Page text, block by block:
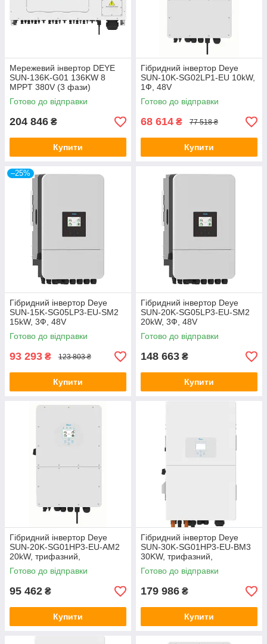
Мережевий інвертор DEYE
SUN-136K-G01 136KW 8
MPPT 380V (3 фази)
Готово до відправки
204 846 ₴
Купити
Гібридний інвертор Deye
SUN-10K-SG02LP1-EU 10kW,
1Ф, 48V
Готово до відправки
68 614 ₴ 77 518 ₴
Купити
–25%
Гібридний інвертор Deye
SUN-15K-SG05LP3-EU-SM2
15kW, 3Ф, 48V
Готово до відправки
93 293 ₴ 123 803 ₴
Купити
Гібридний інвертор Deye
SUN-20K-SG05LP3-EU-SM2
20kW, 3Ф, 48V
Готово до відправки
148 663 ₴
Купити
Гібридний інвертор Deye
SUN-20K-SG01HP3-EU-AM2
20kW, трифазний,
високовольтний, EU версія
Готово до відправки
95 462 ₴
Купити
Гібридний інвертор Deye
SUN-30K-SG01HP3-EU-BM3
30KW, трифазний,
високовольтний, EU версія
Готово до відправки
179 986 ₴
Купити